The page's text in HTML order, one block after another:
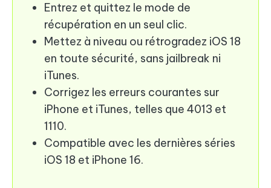
Entrez et quittez le mode de
récupération en un seul clic.
Mettez à niveau ou rétrogradez iOS 18
en toute sécurité, sans jailbreak ni
iTunes.
Corrigez les erreurs courantes sur
iPhone et iTunes, telles que 4013 et
1110.
Compatible avec les dernières séries
iOS 18 et iPhone 16.